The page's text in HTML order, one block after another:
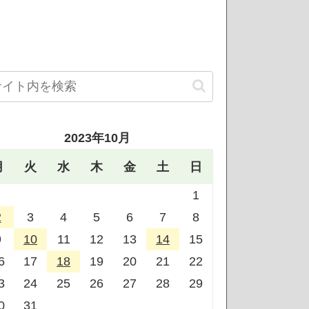
2023年10月
火 水 木 金 土 日
1
3 4 5 6 7
8
10 11 12 13 14
15
17 18 19 20 21
22
24 25 26 27 28
29
31